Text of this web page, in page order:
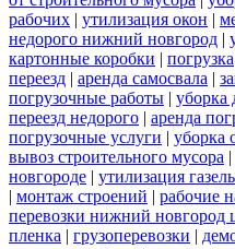
рабочих | утилизация окон |
недорого нижний новгород |
картонные коробки | погрузка
переезд | аренда самосвала |
погрузочные работы | уборка
переезд недорого | аренда
погрузочные услуги | уборка
вывоз строительного мусора |
новгороде | утилизация
| монтаж строений | рабочие
перевозки нижний новгород
пленка | грузоперевозки |